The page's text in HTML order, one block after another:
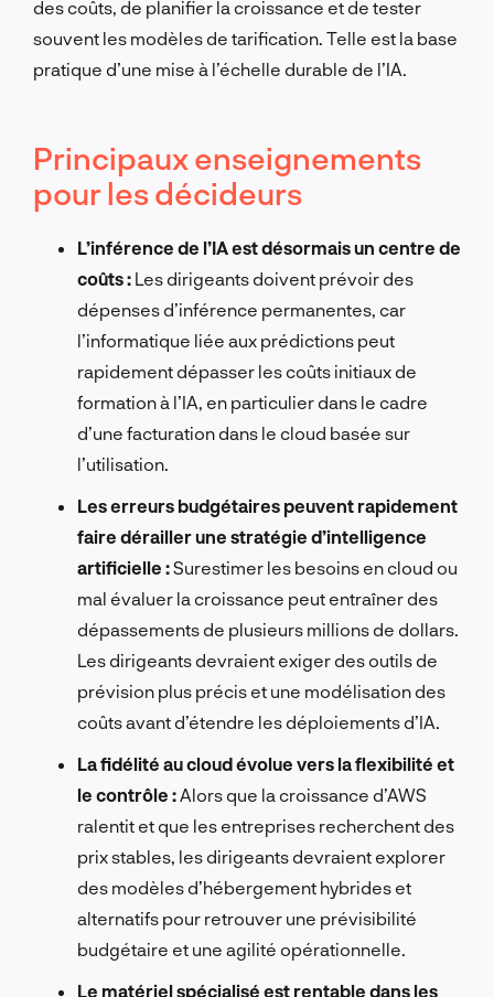
des coûts, de planifier la croissance et de tester
souvent les modèles de tarification. Telle est la base
pratique d’une mise à l’échelle durable de l’IA.
Principaux enseignements
pour les décideurs
L’inférence de l’IA est désormais un centre de
coûts : Les dirigeants doivent prévoir des
dépenses d’inférence permanentes, car
l’informatique liée aux prédictions peut
rapidement dépasser les coûts initiaux de
formation à l’IA, en particulier dans le cadre
d’une facturation dans le cloud basée sur
l’utilisation.
Les erreurs budgétaires peuvent rapidement
faire dérailler une stratégie d’intelligence
artificielle :Surestimer les besoins en cloud ou
mal évaluer la croissance peut entraîner des
dépassements de plusieurs millions de dollars.
Les dirigeants devraient exiger des outils de
prévision plus précis et une modélisation des
coûts avant d’étendre les déploiements d’IA.
La fidélité au cloud évolue vers la flexibilité et
le contrôle : Alors que la croissance d’AWS
ralentit et que les entreprises recherchent des
prix stables, les dirigeants devraient explorer
des modèles d’hébergement hybrides et
alternatifs pour retrouver une prévisibilité
budgétaire et une agilité opérationnelle.
Le matériel spécialisé est rentable dans les